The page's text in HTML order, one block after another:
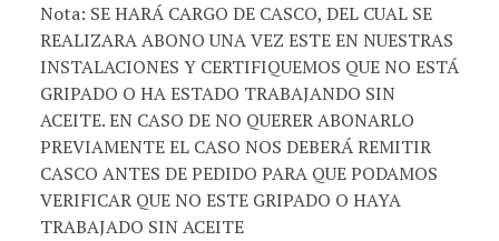
Nota: SE HARÁ CARGO DE CASCO, DEL CUAL SE
REALIZARA ABONO UNA VEZ ESTE EN NUESTRAS
INSTALACIONES Y CERTIFIQUEMOS QUE NO ESTÁ
GRIPADO O HA ESTADO TRABAJANDO SIN
ACEITE. EN CASO DE NO QUERER ABONARLO
PREVIAMENTE EL CASO NOS DEBERÁ REMITIR
CASCO ANTES DE PEDIDO PARA QUE PODAMOS
VERIFICAR QUE NO ESTE GRIPADO O HAYA
TRABAJADO SIN ACEITE